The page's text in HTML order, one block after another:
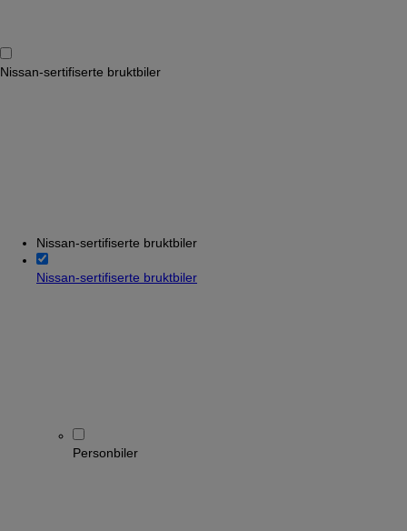
Nissan-sertifiserte bruktbiler
Nissan-sertifiserte bruktbiler
Nissan-sertifiserte bruktbiler
Personbiler